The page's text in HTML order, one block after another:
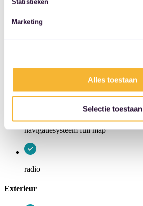
Statistieken
Marketing
Alles toestaan
Selectie toestaan
navigatiesysteem
navigatiesysteem full map
radio
Exterieur